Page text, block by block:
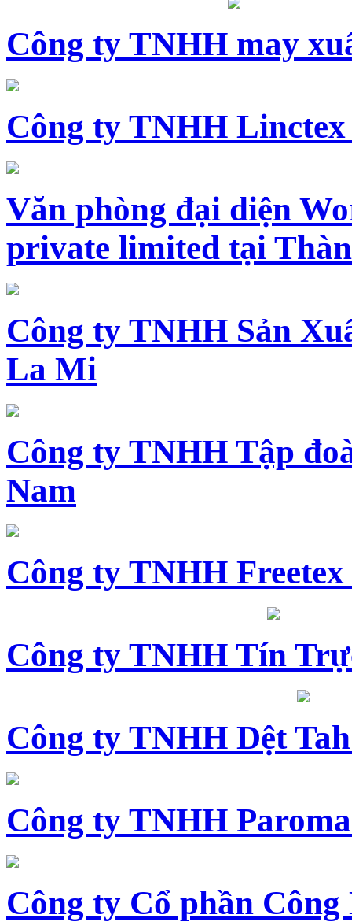
Công ty TNHH may
Công ty TNHH Linctex
Văn phòng đại diện
private limited tại
Công ty TNHH Sản
La Mi
Công ty TNHH Tập
Nam
Công ty TNHH
Công ty TNHH Tín
Công ty TNHH Dệt
Công ty TNHH
Công ty Cổ phần Công